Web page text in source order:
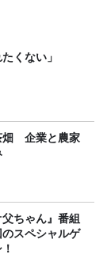
くない」
畑 企業と農家
ちゃん』番組
スペシャルゲ